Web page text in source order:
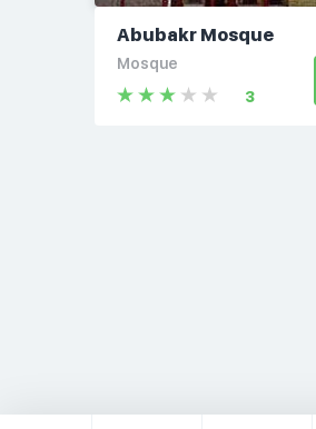
Abubakr Mosque
Mosque
3